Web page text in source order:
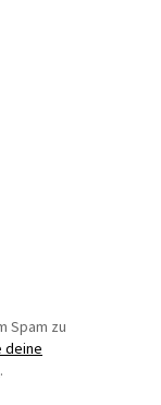
Spam zu
deine
.